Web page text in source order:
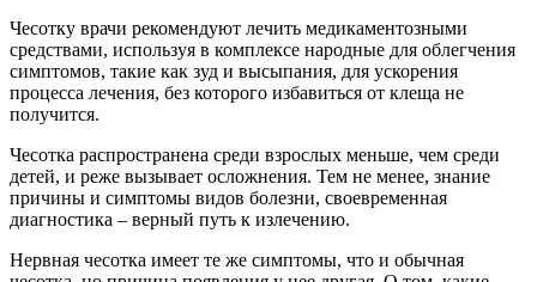
Чесотку врачи рекомендуют лечить медикаментозными
средствами, используя в комплексе народные для облегчения
симптомов, такие как зуд и высыпания, для ускорения
процесса лечения, без которого избавиться от клеща не
получится.
Чесотка распространена среди взрослых меньше, чем среди
детей, и реже вызывает осложнения. Тем не менее, знание
причины и симптомы видов болезни, своевременная
диагностика – верный путь к излечению.
Нервная чесотка имеет те же симптомы, что и обычная